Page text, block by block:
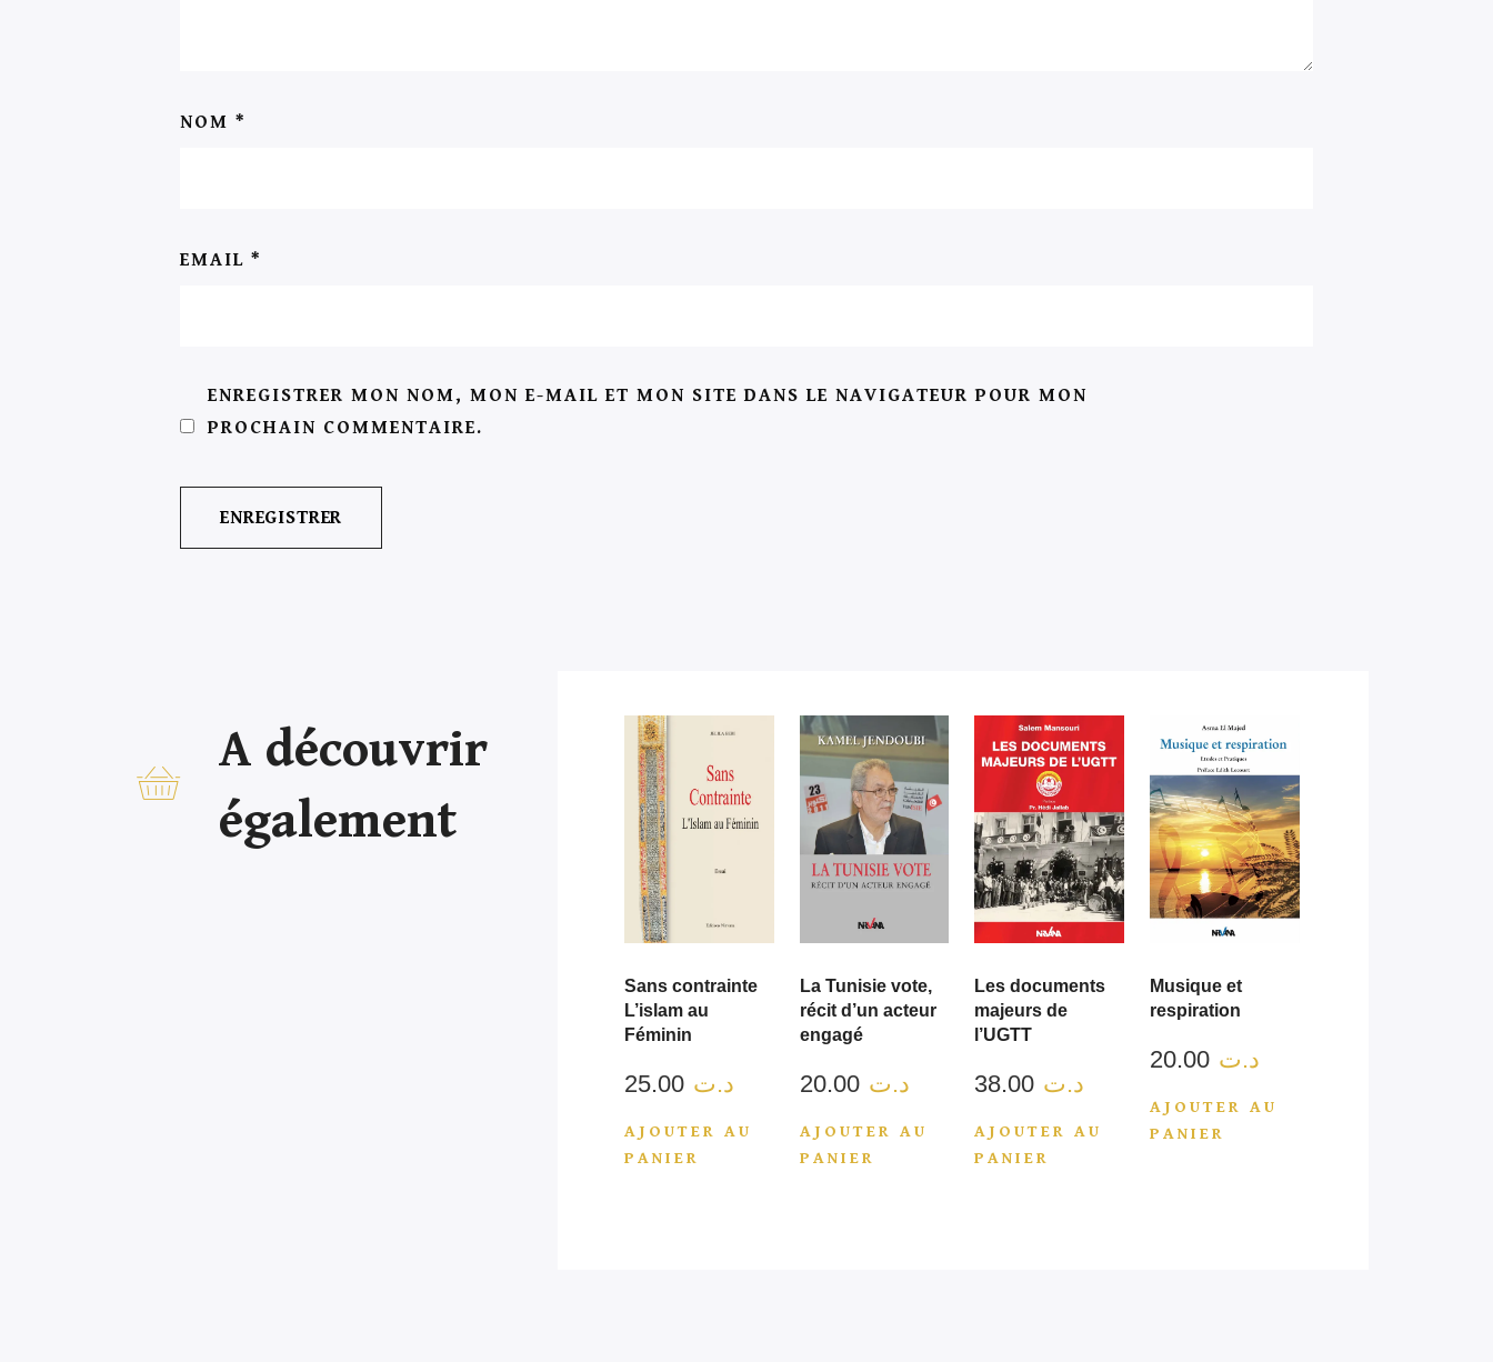
NOM *
EMAIL *
ENREGISTRER MON NOM, MON E-MAIL ET MON SITE DANS LE NAVIGATEUR POUR MON
PROCHAIN COMMENTAIRE.
A découvrir
également
Sans contrainte
L’islam au
Féminin
د.ت
AJOUTER AU
PANIER
La Tunisie vote,
récit d’un acteur
engagé
د.ت 20.00
AJOUTER AU
PANIER
Les documents
majeurs de
l’UGTT
د.ت
AJOUTER AU
PANIER
Musique et
respiration
د.ت
AJOUTER AU
PANIER